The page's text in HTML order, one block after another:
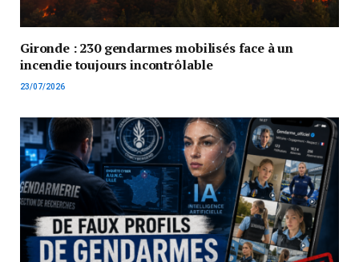
Gironde : 230 gendarmes mobilisés face à un
incendie toujours incontrôlable
23/07/2026